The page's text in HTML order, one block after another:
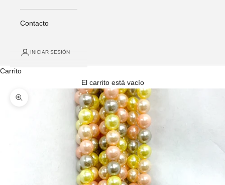
Contacto
INICIAR SESIÓN
Carrito
El carrito está vacío
Zoom